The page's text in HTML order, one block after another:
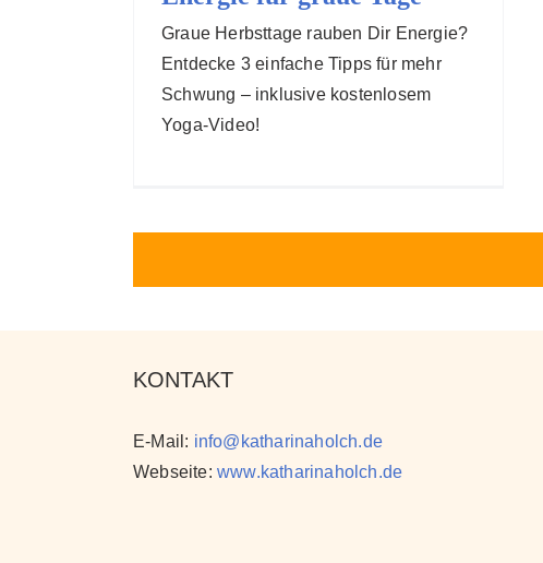
Graue Herbsttage rauben Dir Energie?
Entdecke 3 einfache Tipps für mehr
Schwung – inklusive kostenlosem
Yoga-Video!
KONTAKT
E-Mail: info@katharinaholch.de
Webseite: www.katharinaholch.de